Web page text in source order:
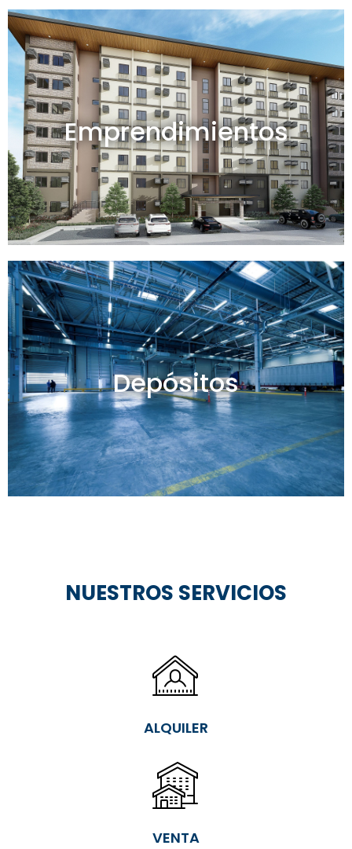
Emprendimientos
Emprendimientos en venta
Ver todos
Depósitos
Depósitos en venta y alquiler
Ver todos
NUESTROS SERVICIOS
ALQUILER
VENTA